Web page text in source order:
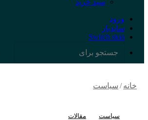
سبد خرید
ورود
سایدبار
Switch skin
خانه / سیاست
سیاست مقالات